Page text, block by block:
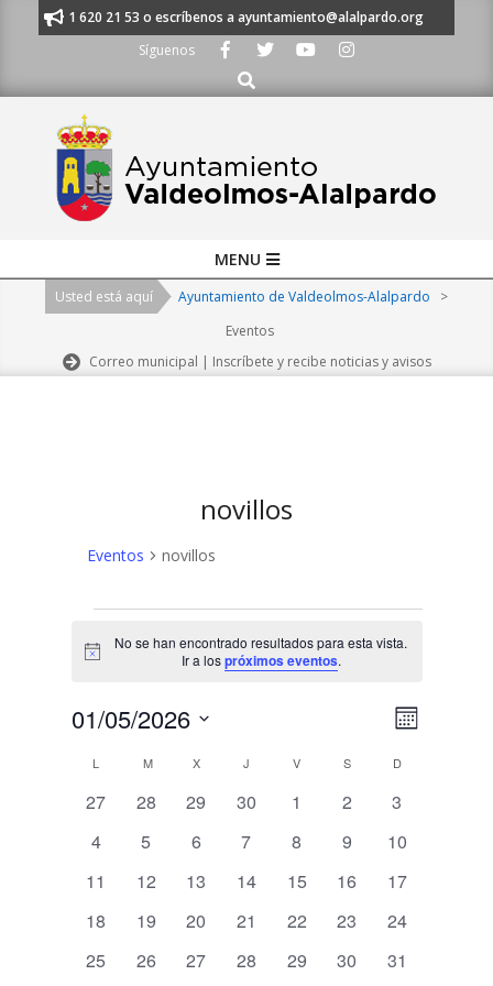
al 91 620 21 53 o escríbenos a ayuntamiento@alalpardo.org
Síguenos
Buscar
Navigation
MENU
Usted está aquí Ayuntamiento de Valdeolmos-Alalpardo
>
Eventos
Correo municipal | Inscríbete y recibe noticias y avisos
novillos
Eventos novillos
Aviso
No se han encontrado resultados para esta vista.
Ir a lospróximos eventos.
N
a
v
e
g
a
N
g
a
c
i
Mes
01/05/2026
la
fecha.
n
d
L LUNESM MARTES
X MIÉRCOLES
J JUEVES
V VIERNES
S SÁBADO
D
0
27
0
28
0
29
0
30
0
1
0
2
0
3
0
4
0
5
0
6
0
7
0
8
0
9
0
10
0
11
0
12
0
13
0
14
0
15
0
16
0
17
0
18
0
19
0
20
0
21
0
22
0
23
0
24
0
25
0
26
0
27
0
28
0
29
0
30
0
31